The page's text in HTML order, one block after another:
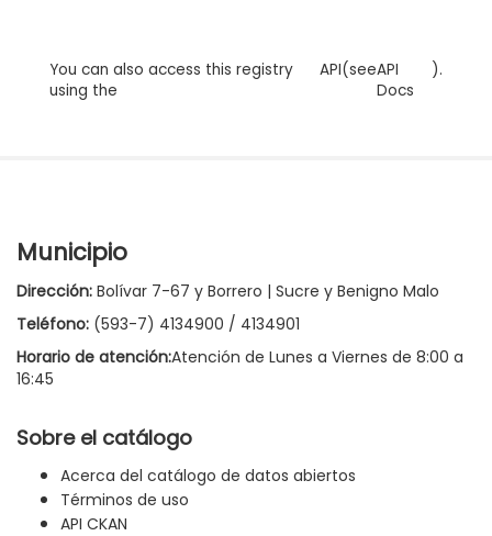
You can also access this registry
using the
API(seeAPI
Docs
).
Municipio
Dirección: Bolívar 7-67 y Borrero | Sucre y Benigno Malo
Teléfono: (593-7) 4134900 / 4134901
Horario de atención:Atención de Lunes a Viernes de 8:00 a
16:45
Sobre el catálogo
Acerca del catálogo de datos abiertos
Términos de uso
API CKAN